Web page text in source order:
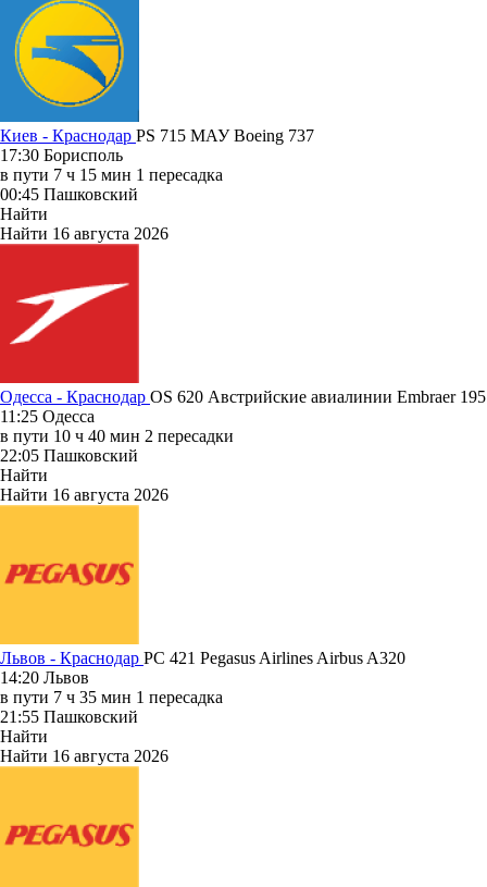
Киев - Краснодар PS 715 МАУBoeing 737
17:30 Борисполь
в пути 7 ч 15 мин 1 пересадка
00:45 Пашковский
Найти
Найти 16 августа 2026
Одесса - Краснодар OS 620 Австрийские авиалинии Embraer 195
11:25 Одесса
в пути 10 ч 40 мин 2 пересадки
22:05 Пашковский
Найти
Найти 16 августа 2026
Львов - Краснодар PC 421 Pegasus Airlines Airbus A320
14:20 Львов
в пути 7 ч 35 мин 1 пересадка
21:55 Пашковский
Найти
Найти 16 августа 2026